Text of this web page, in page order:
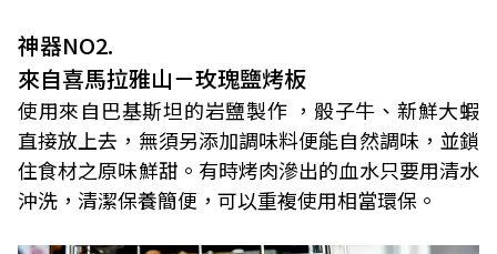
神器NO2.
來自喜馬拉雅山－玫瑰鹽烤板
使用來自巴基斯坦的岩鹽製作 ，骰子牛、新鮮大蝦
直接放上去，無須另添加調味料便能自然調味，並鎖
住食材之原味鮮甜。有時烤肉滲出的血水只要用清水
沖洗，清潔保養簡便，可以重複使用相當環保。